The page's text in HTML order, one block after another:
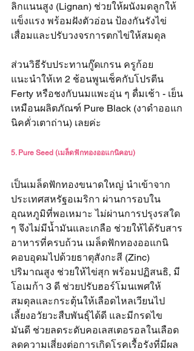
ลิกแนนสูง (Lignan) ช่วยให้ผนังมดลูกให้
แข็งแรง พร้อมฝังตัวอ่อน ป้องกันรังไข่
เสื่อมและปรับวงจรการตกไข่ให้สมดุล
ส่วนวิธีรับประทานกู๊ดเกรน ครูก้อย
แนะนำให้เท 2 ช้อนพูนเช็คกับโปรตีน
Ferty หรือชงกับนมแพะอุ่น ๆ ดื่มเช้า - เย็น
เหมือนผลิตภัณฑ์ Pure Black (งาดำออแก
นิคคั่วเตาถ่าน) เลยค่ะ
5. Pure Seed (เมล็ดฟักทองออแกนิคอบ)
เป็นเมล็ดฟักทองขนาดใหญ่ นำเข้าจาก
ประเทศสหรัฐอเมริกา ผ่านการอบใน
อุณหภูมิที่พอเหมาะ ไม่ผ่านการปรุงรสใด
ๆ จึงไม่มีน้ำมันและเกลือ ช่วยให้ได้รับสาร
อาหารที่ครบถ้วน เมล็ดฟักทองออแกนิ
คอบอุดมไปด้วยธาตุสังกะสี (Zinc)
ปริมาณสูง ช่วยให้ไข่สุก พร้อมปฏิสนธิ, มี
โอเมก้า 3 ดี ช่วยปรับฮอร์โมนเพศให้
สมดุลและกระตุ้นให้เลือดไหลเวียนไป
เลี้ยงอวัยวะสืบพันธุ์ได้ดี และมีกรดไข
มันดี ช่วยลดระดับคอเลสเตอรอลในเลือด
ลดความเสี่ยงต่อการเกิดโรคเรื้อรังที่มีผล